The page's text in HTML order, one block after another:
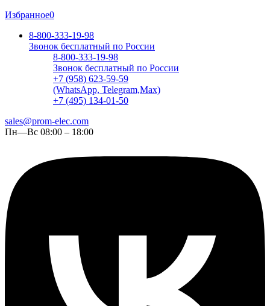
Избранное0
8-800-333-19-98
Звонок бесплатный по России
8-800-333-19-98
Звонок бесплатный по России
+7 (958) 623-59-59
(WhatsApp, Telegram,Max)
+7 (495) 134-01-50
sales@prom-elec.com
Пн—Вс 08:00 – 18:00